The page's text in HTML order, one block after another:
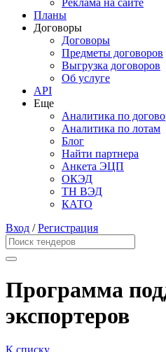
Реклама на сайте
Планы
Договоры
Договоры
Предметы договоров
Выгрузка договоров
Об услуге
API
Еще
Аналитика по
Аналитика по лотам
Блог
Найти партнера
Анкета ЭЦП
ОКЭД
ТН ВЭД
КАТО
Вход /Регистрация
Программа
экспортеров